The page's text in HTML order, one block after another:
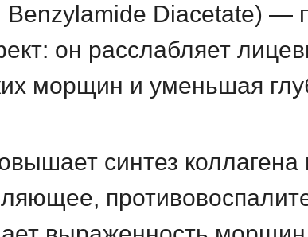
Diacetate) —
он расслабляет
морщин и уменьшая
синтез коллагена